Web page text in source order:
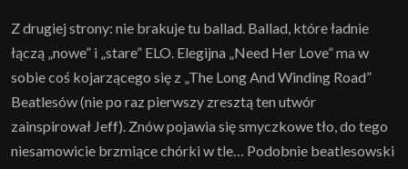
Z drugiej strony: nie brakuje tu ballad. Ballad, które ładnie
łączą „nowe” i „stare” ELO. Elegijna „Need Her Love” ma w
sobie coś kojarzącego się z „The Long And Winding Road”
Beatlesów (nie po raz pierwszy zresztą ten utwór
zainspirował Jeff). Znów pojawia się smyczkowe tło, do tego
niesamowicie brzmiące chórki w tle… Podobnie beatlesowski